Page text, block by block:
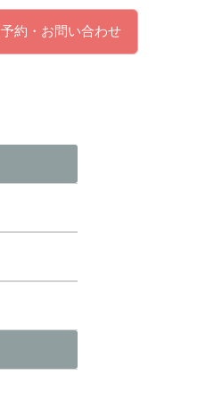
予約・お問い合わせ